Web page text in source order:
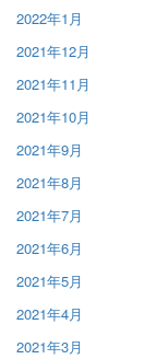
2022年1月
2021年12月
2021年11月
2021年10月
2021年9月
2021年8月
2021年7月
2021年6月
2021年5月
2021年4月
2021年3月